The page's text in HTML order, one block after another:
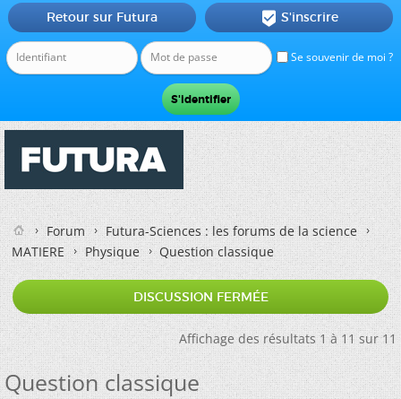
Se souvenir de moi ?
Retour sur Futura  S'inscrire
Forum
Futura-Sciences : les forums de la science
MATIERE
Physique Question classique
DISCUSSION FERMÉE
Affichage des résultats 1 à 11 sur 11
Question classique